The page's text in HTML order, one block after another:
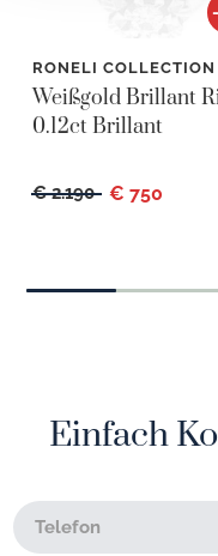
RONELI COLLECTION
Weißgold Brillant
0.12ct Brillant
€ 2.190 € 750
Einfach